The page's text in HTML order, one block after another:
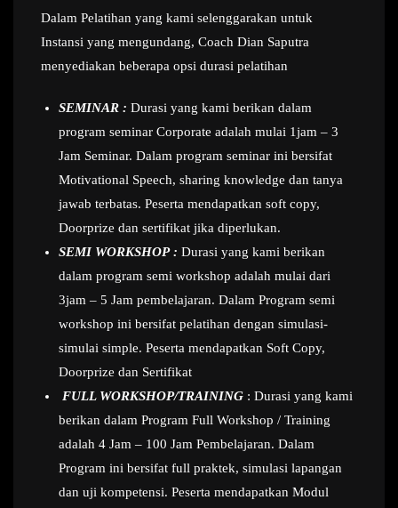
Dalam Pelatihan yang kami selenggarakan untuk
Instansi yang mengundang, Coach Dian Saputra
menyediakan beberapa opsi durasi pelatihan
SEMINAR : Durasi yang kami berikan dalam
program seminar Corporate adalah mulai 1jam – 3
Jam Seminar. Dalam program seminar ini bersifat
Motivational Speech, sharing knowledge dan tanya
jawab terbatas. Peserta mendapatkan soft copy,
Doorprize dan sertifikat jika diperlukan.
SEMI WORKSHOP : Durasi yang kami berikan
dalam program semi workshop adalah mulai dari
3jam – 5 Jam pembelajaran. Dalam Program semi
workshop ini bersifat pelatihan dengan simulasi-
simulai simple. Peserta mendapatkan Soft Copy,
Doorprize dan Sertifikat
FULL WORKSHOP/TRAINING : Durasi yang kami
berikan dalam Program Full Workshop / Training
adalah 4 Jam – 100 Jam Pembelajaran. Dalam
Program ini bersifat full praktek, simulasi lapangan
dan uji kompetensi. Peserta mendapatkan Modul